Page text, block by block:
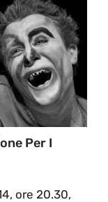
Per I
ore 20.30,